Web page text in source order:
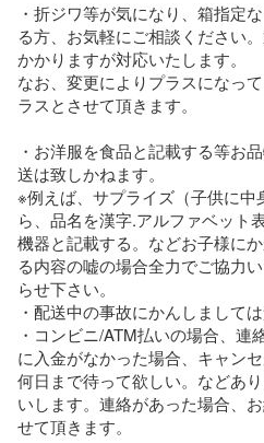
・折ジワ等が気になり、箱指定
る方、お気軽にご相談ください
かかりますが対応いたします。
なお、変更によりプラスになっ
ラスとさせて頂きます。
・お洋服を食品と記載する等お
送は致しかねます。
※例えば、サプライズ（子供に中
ら、品名を漢字.アルファベット
機器と記載する。などお子様に
る内容の嘘の場合全力でご協力
らせ下さい。
・配送中の事故にかんしまして
・コンビニ/ATM払いの場合、連
に入金がなかった場合、キャンセ
何日まで待って欲しい。などあ
いします。連絡があった場合、
せて頂きます。